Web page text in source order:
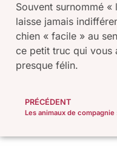
Souvent surnommé «
laisse jamais
chien « facile » au
ce petit truc qui vous
presque félin.
PRÉCÉDENT